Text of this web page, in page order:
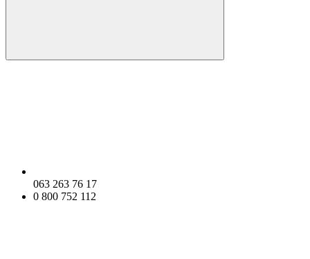
063 263 76 17
0 800 752 112